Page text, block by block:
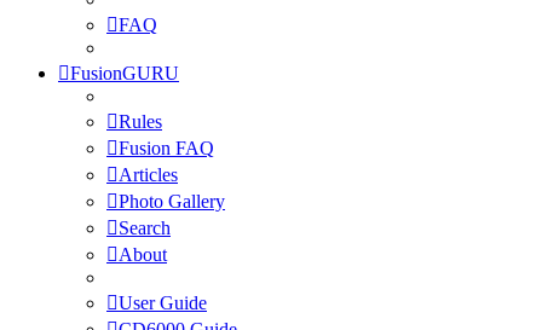
FAQ
FusionGURU
Rules
Fusion FAQ
Articles
Photo Gallery
Search
About
User Guide